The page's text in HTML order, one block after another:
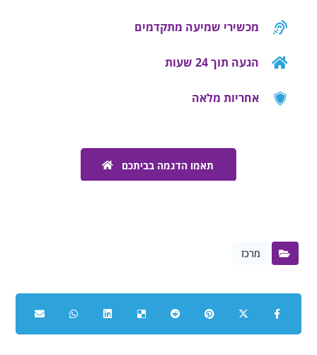
מכשירי שמיעה מתקדמים
הגעה תוך 24 שעות
אחריות מלאה
תאמו הדגמה בביתכם
מרכז